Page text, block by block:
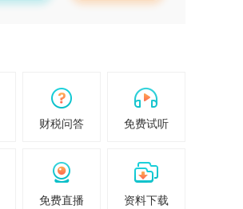
财税问答 免费试听
免费直播 资料下载